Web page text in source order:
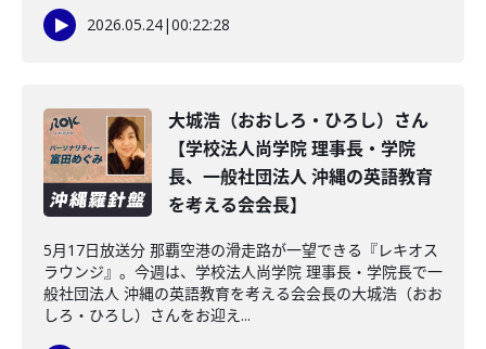
2026.05.24|00:22:28
大城浩（おおしろ・ひろし）さん
【学校法人尚学院 理事長・学院
長、一般社団法人 沖縄の英語教育
を考える会会長】
5月17日放送分 那覇空港の滑走路が一望できる『レキオス
ラウンジ』。今週は、学校法人尚学院 理事長・学院長で一
般社団法人 沖縄の英語教育を考える会会長の大城浩（おお
しろ・ひろし）さんをお迎え...